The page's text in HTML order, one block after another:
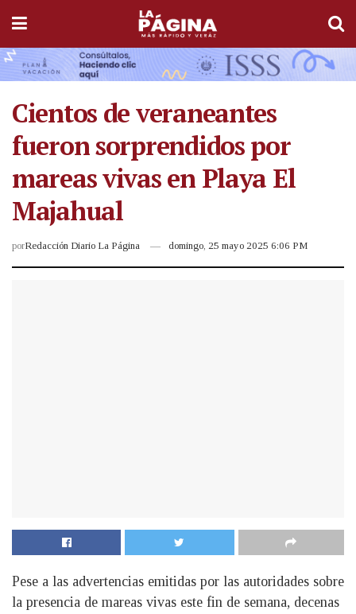
Cientos de veraneantes
fueron sorprendidos por
mareas vivas en Playa El
Majahual
porRedacción Diario La Página domingo, 25 mayo 2025 6:06 PM
Pese a las advertencias emitidas por las autoridades sobre
la presencia de mareas vivas este fin de semana, decenas